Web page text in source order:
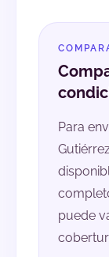
Para
puede